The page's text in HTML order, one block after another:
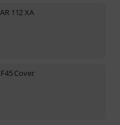
112 XA
Cover